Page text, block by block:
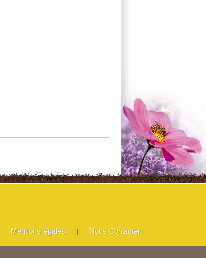
Mentions légales Nous Contacter